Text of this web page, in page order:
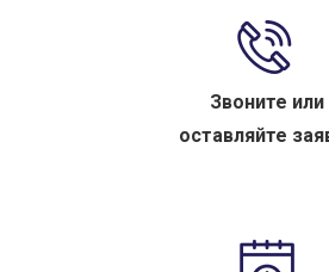
Звоните или
оставляйте